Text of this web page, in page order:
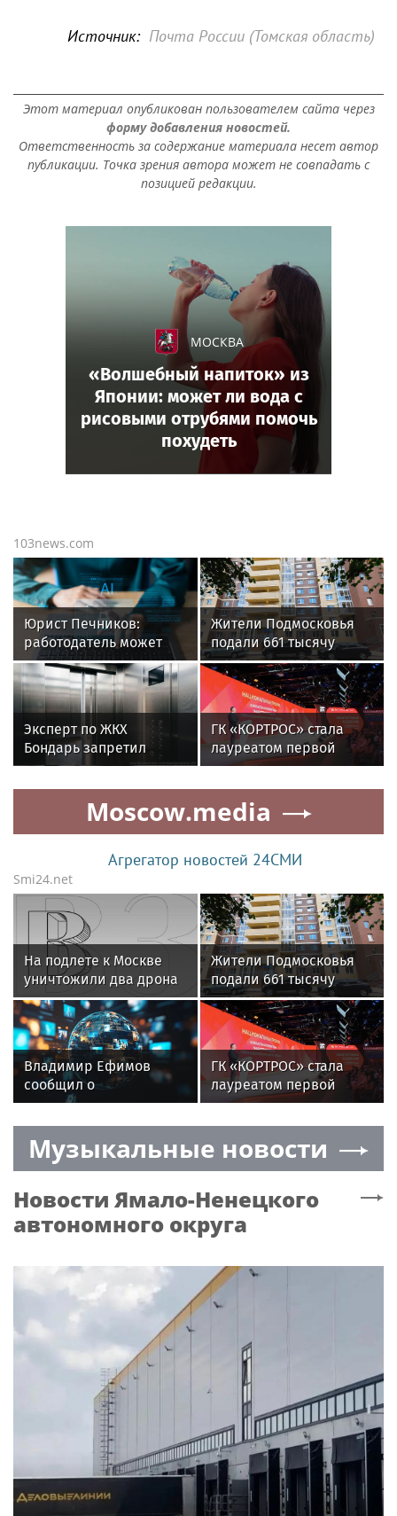
Источник: Почта России (Томская область)
Этот материал опубликован пользователем сайта через
форму добавления новостей.
Ответственность за содержание материала несет автор
публикации. Точка зрения автора может не совпадать с
позицией редакции.
103news.com
Юрист Печников:
работодатель может
прописать запрет на ИИ
в договоре
Жители Подмосковья
подали 661 тысячу
заявок на регистрацию
недвижимости
с января
Эксперт по ЖКХ
Бондарь запретил
самостоятельно
доставать вещи
из шахты лифта
ГК «КОРТРОС» стала
лауреатом первой
Национальной премии
в области архитектуры
и градостроительства
за проект района
Moscow.media
Агрегатор новостей 24СМИ
Smi24.net
На подлете к Москве
уничтожили два дрона
Жители Подмосковья
подали 661 тысячу
заявок на регистрацию
недвижимости
с января
Владимир Ефимов
сообщил о
переселении 6,4 тыс.
ГК «КОРТРОС» стала
лауреатом первой
Национальной премии
за проект района
Музыкальные новости
Новости Ямало-Ненецкого
автономного округа
МОСКВА
«Волшебный напиток» из
Японии: может ли вода с
рисовыми отрубями помочь
похудеть